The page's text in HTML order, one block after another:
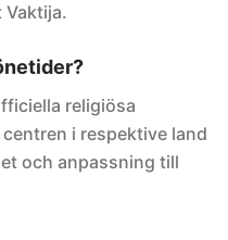
Vaktija.
religiösa
i respektive land
och anpassning till